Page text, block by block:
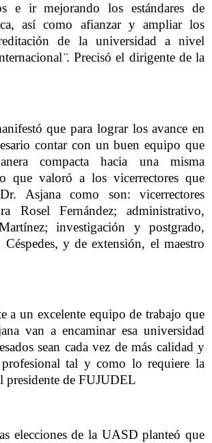
e ir mejorando los estándares de
así como afianzar y ampliar los
de la universidad a nivel
̈. Precisó el dirigente de la
que para lograr los avance en
contar con un buen equipo que
compacta hacia una misma
que valoró a los vicerrectores que
Asjana como son: vicerrectores
Rosel Fernández; administrativo,
investigación y postgrado,
Céspedes, y de extensión, el maestro
a un excelente equipo de trabajo que
van a encaminar esa universidad
sean cada vez de más calidad y
tal y como lo requiere la
presidente de FUJUDEL
elecciones de la UASD planteó que